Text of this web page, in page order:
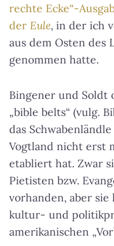
rechte Ecke“-
der Eule, in der ich
aus dem Osten des
genommen hatte.
Bingener und Soldt
„bible belts“ (vulg.
das
Vogtland nicht erst
etabliert hat. Zwar
Pietisten bzw.
vorhanden, aber
kultur- und
amerikanischen